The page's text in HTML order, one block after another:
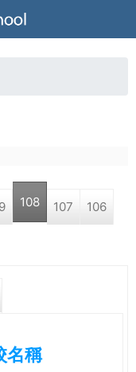
108 107 106
名稱